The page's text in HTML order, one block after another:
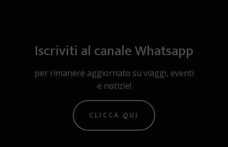
Iscriviti al canale Whatsapp
per rimanere aggiornato su viaggi, eventi
e notizie!
CLICCA QUI